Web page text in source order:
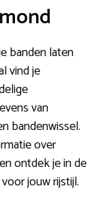
banden laten
vind je
van
bandenwissel.
over
ontdek je in de
jouw rijstijl.